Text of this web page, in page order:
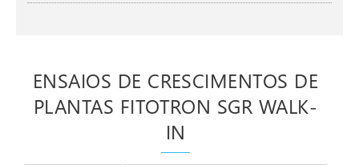
ENSAIOS DE CRESCIMENTOS DE
PLANTAS FITOTRON SGR WALK-
IN